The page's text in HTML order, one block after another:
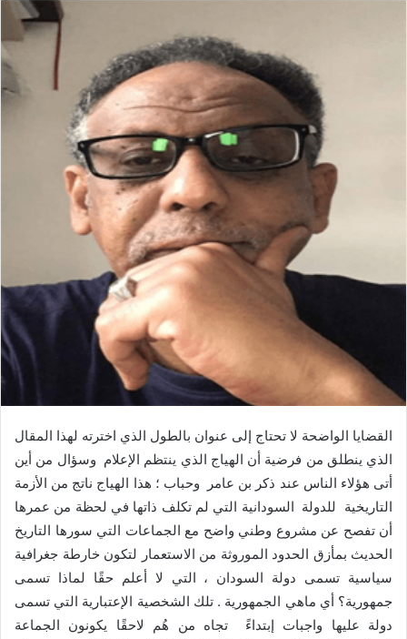
إ
ر
ي
القضايا الواضحة لا تحتاج إلى عنوان بالطول الذي اخترته لهذا المقال
الذي ينطلق من فرضية أن الهياج الذي ينتظم الإعلام وسؤال من أين
أتى هؤلاء الناس عند ذكر بن عامر وحباب ؛ هذا الهياج ناتج من الأزمة
التاريخية للدولة السودانية التي لم تكلف ذاتها في لحظة من عمرها
أن تفصح عن مشروع وطني واضح مع الجماعات التي سورها التاريخ
الحديث بمأزق الحدود الموروثة من الاستعمار لتكون خارطة جغرافية
سياسية تسمى دولة السودان ، التي لا أعلم حقًا لماذا تسمى
جمهورية؟ أي ماهي الجمهورية . تلك الشخصية الإعتبارية التي تسمى
دولة عليها واجبات إبتداءً تجاه من هُم لاحقًا يكونون الجماعة